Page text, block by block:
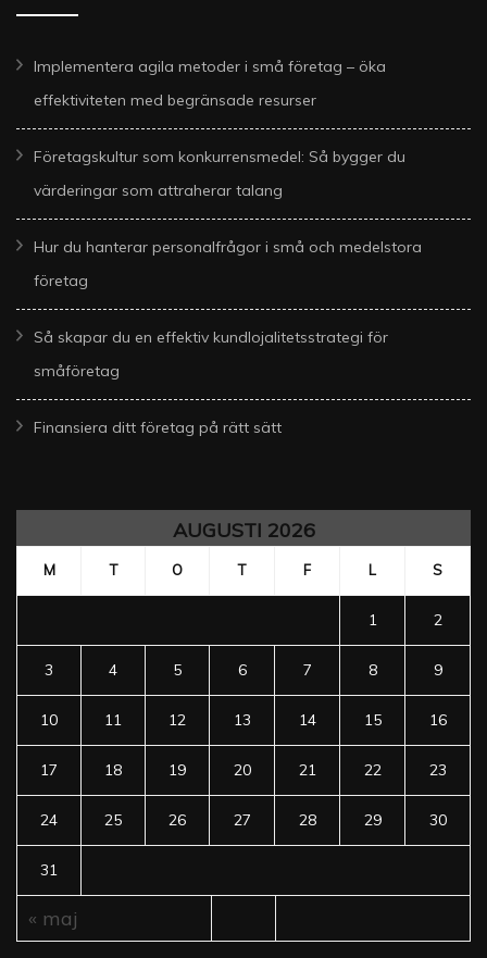
Implementera agila metoder i små företag – öka
effektiviteten med begränsade resurser
Företagskultur som konkurrensmedel: Så bygger du
värderingar som attraherar talang
Hur du hanterar personalfrågor i små och medelstora
företag
Så skapar du en effektiv kundlojalitetsstrategi för
småföretag
Finansiera ditt företag på rätt sätt
AUGUSTI 2026
M T O T F L S
1 2
3 4 5 6 7 8 9
10 11 12 13 14 15 16
17 18 19 20 21 22 23
24 25 26 27 28 29 30
31
« maj